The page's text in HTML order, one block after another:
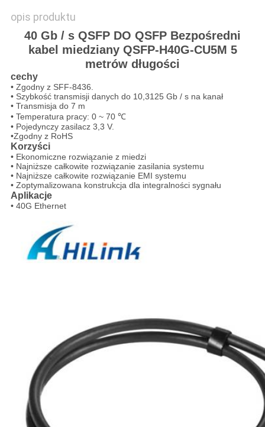
POLITYKA
PRYWATNOŚCI
opis produktu
40 Gb / s QSFP DO QSFP Bezpośredni
kabel miedziany QSFP-H40G-CU5M 5
metrów długości
cechy
• Zgodny z SFF-8436.
• Szybkość transmisji danych do 10,3125 Gb / s na kanał
• Transmisja do 7 m
• Temperatura pracy: 0 ~ 70 ℃
• Pojedynczy zasilacz 3,3 V.
•Zgodny z RoHS
Korzyści
• Ekonomiczne rozwiązanie z miedzi
• Najniższe całkowite rozwiązanie zasilania systemu
• Najniższe całkowite rozwiązanie EMI systemu
• Zoptymalizowana konstrukcja dla integralności sygnału
Aplikacje
• 40G Ethernet